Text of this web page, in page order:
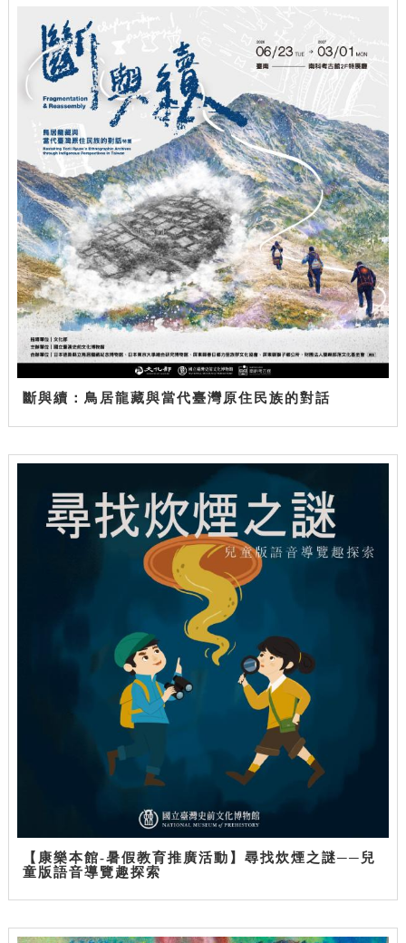
斷與續：鳥居龍藏與當代臺灣原住民族的對話
【康樂本館-暑假教育推廣活動】尋找炊煙之謎──兒
童版語音導覽趣探索